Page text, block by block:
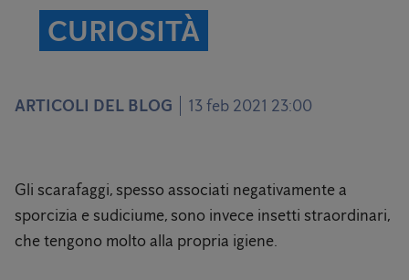
CURIOSITÀ
ARTICOLI DEL BLOG 13 feb 2021 23:00
Gli scarafaggi, spesso associati negativamente a
sporcizia e sudiciume, sono invece insetti straordinari,
che tengono molto alla propria igiene.